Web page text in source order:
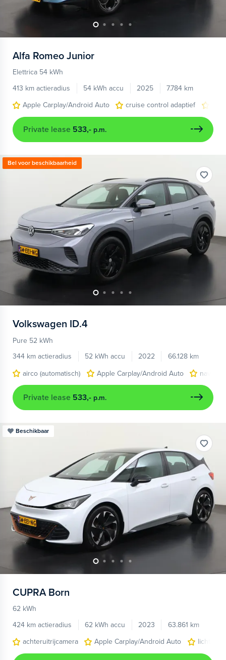
Alfa Romeo Junior
Elettrica 54 kWh
413 km actieradius
54 kWh accu 2025
7.784 km
Apple Carplay/Android Auto
cruise control adaptief
Private lease 533,- p.m.
Bel voor beschikbaarheid
Volkswagen ID.4
Pure 52 kWh
344 km actieradius
52 kWh accu 2022
66.128 km
airco (automatisch)
Apple Carplay/Android Auto
Private lease 533,- p.m.
Beschikbaar
CUPRA Born
62 kWh
424 km actieradius
62 kWh accu 2023
63.861 km
achteruitrijcamera
Apple Carplay/Android Auto